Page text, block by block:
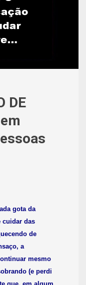
DE
gota da
cuidar das
de
a
mesmo
(e perdi